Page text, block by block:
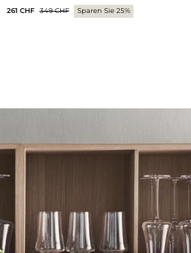
261 CHF 349 CHF Sparen Sie 25%